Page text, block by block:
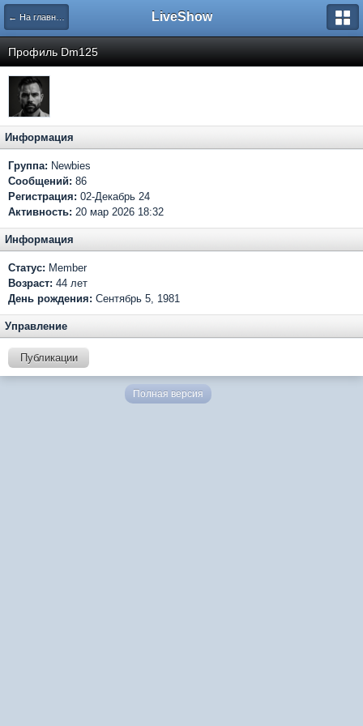
← На главную LiveShow
Профиль Dm125
Информация
Группа: Newbies
Сообщений: 86
Регистрация: 02-Декабрь 24
Активность: 20 мар 2026 18:32
Информация
Статус: Member
Возраст: 44 лет
День рождения: Сентябрь 5, 1981
Управление
Публикации
Полная версия